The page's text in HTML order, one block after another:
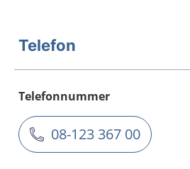
Telefon
Telefonnummer
08-123 367 00